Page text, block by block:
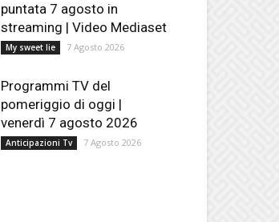
puntata 7 agosto in
streaming | Video Mediaset
My sweet lie 7 Agosto 2026
Programmi TV del
pomeriggio di oggi |
venerdì 7 agosto 2026
Anticipazioni Tv 7 Agosto 2026